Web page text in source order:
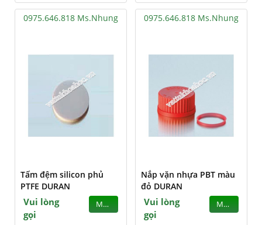
0975.646.818 Ms.Nhung
Tấm đệm silicon phủ
PTFE DURAN
Vui lòng
gọi
MUA
0975.646.818 Ms.Nhung
Nắp vặn nhựa PBT màu
đỏ DURAN
Vui lòng
gọi
MUA